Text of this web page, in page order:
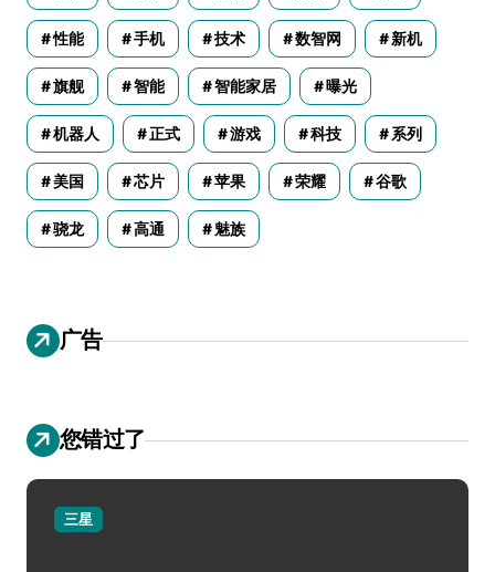
性能 手机 技术 数智网 新机
旗舰 智能 智能家居 曝光
机器人 正式 游戏 科技 系列
美国 芯片 苹果 荣耀 谷歌
骁龙 高通 魅族
广告
您错过了
三星